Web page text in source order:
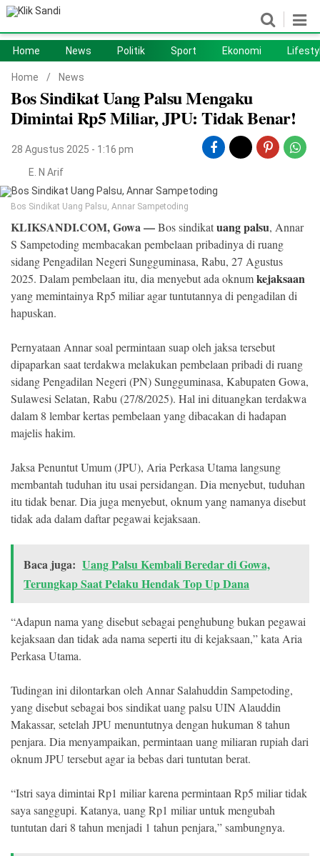
Politik Sport
©
Copyright
2026
Klik
Sandi
-
right
reserved
Home News Politik Sport Ekonomi
Home / News
Bos Sindikat Uang Palsu Mengaku
Dimintai Rp5 Miliar, JPU: Tidak Benar!
28 Agustus 2025 - 1:16 pm
E. N Arif
Bos Sindikat Uang Palsu, Annar Sampetoding
KLIKSANDI.COM, Gowa —Bos sindikatuang palsu, Annar
S Sampetoding membacakan pembelaan pribadinya di ruang
sidang Pengadilan Negeri Sungguminasa, Rabu, 27 Agustus
2025. Dalam pembelaan itu, dia menyebut ada oknumkejaksaan
yang memintainya Rp5 miliar agar tuntutannya di pengadilan di
hapuskan.
Pernyataan Annar soal permintaan suap oleh jaksa tersebut
dipaparkan saat terdakwa melakukan pembelaan pribadi di ruang
sidang Pengadilan Negeri (PN) Sungguminasa, Kabupaten Gowa,
Sulawesi Selatan, Rabu (27/8/2025). Hal ini dituangkan terdakwa
dalam 8 lembar kertas pembelaan yang dibacakan di hadapan
majelis hakim.
Jaksa Penuntut Umum (JPU), Aria Perkasa Utama langsung
membantah tuduhan itu usai persidangan. Dia menyebut, tuduhan
itu tidak benar. Dia juga menyebut, oknum yang namanya disebut
tidak ada dalam daftar pegawai kejaksaan.
Baca juga: Uang Palsu Kembali Beredar di Gowa,
Terungkap Saat Pelaku Hendak Top Up Dana
“Adapun nama yang disebut sebagai penghubung bukan pegawai
kejaksaan dan tidak ada nama seperti itu di kejaksaan,” kata Aria
Perkasa Utama.
Tudingan ini dilontarkan oleh Annar Salahuddin Sampetoding,
yang disebut sebagai bos sindikat uang palsu UIN Alauddin
Makassar, setelah JPU menuntutnya dengan hukuman 8 tahun
penjara. Dia menyampaikan, permintaan uang miliaran rupiah dari
oknum JPU tersebut agar ia bebas dari tuntutan berat.
“Istri saya dimintai Rp1 miliar karena permintaan Rp5 miliar tidak
saya sanggupi. Katanya, uang Rp1 miliar untuk mengubah
tuntutan dari 8 tahun menjadi 1 tahun penjara,” sambungnya.